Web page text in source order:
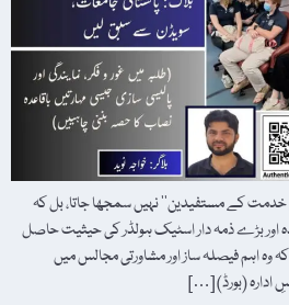
کے مستفیدین‘‘ نہیں سمجھا جاتا، بل کہ
اور بڑے ذمہ دار اسٹیک ہولڈر کی حیثیت حاصل
وہ اہم فیصلہ ساز اور مشاورتی مجالس میں
ادارہ (بورڈ) […]